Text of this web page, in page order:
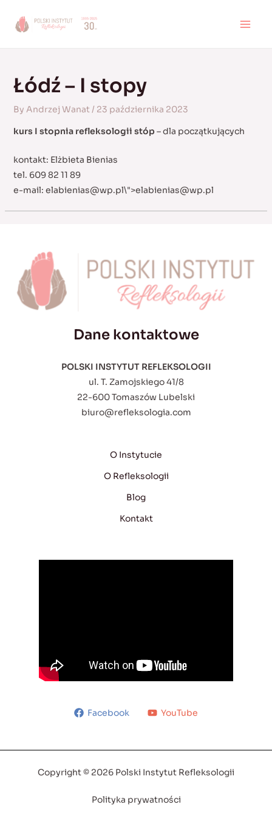
Łódź – I stopy
By Andrzej Wanat/ 23 października 2023
kurs I stopnia refleksologii stóp– dla początkujących
kontakt: Elżbieta Bienias
tel. 609 82 11 89
e-mail: elabienias@wp.pl\">elabienias@wp.pl
Dane kontaktowe
POLSKI INSTYTUT REFLEKSOLOGII
ul. T. Zamojskiego 41/8
22-600 Tomaszów Lubelski
biuro@refleksologia.com
O Instytucie
O Refleksologii
Blog
Kontakt
Facebook YouTube
Copyright © 2026 Polski Instytut Refleksologii
Polityka prywatności